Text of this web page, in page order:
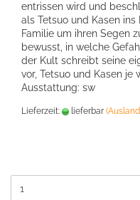
entrissen wird und
als Tetsuo und Kasen
Familie um ihren Segen
bewusst, in welche
der Kult schreibt seine
vor, Tetsuo und Kasen je
Ausstattung: sw
Lieferzeit: lieferbar